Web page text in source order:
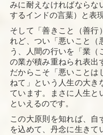
みに耐えなければならな
するインドの言葉）と表
そして「善きこと（善行
れど、つい「悪いこと（
う、人間の行いを「業（
の業が積み重ねられ表出
だからこそ「悪いことは
ねて」という人生の大き
ています。まさに人生と
といえるのです。
この大原則を知れば、自
を込めて、丹念に生きて